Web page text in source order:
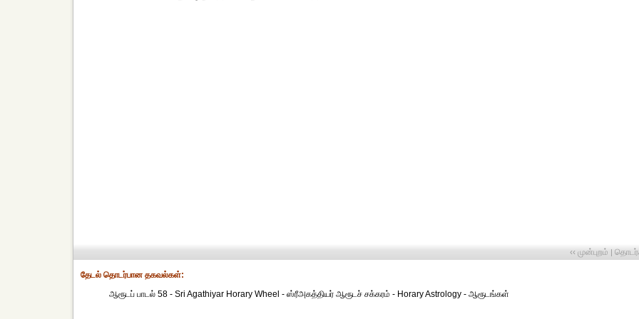
‹‹ முன்புறம் |
தேட‌ல் தொட‌ர்பான தகவ‌ல்க‌ள்:
ஆரூடப் பாடல் 58 - Sri Agathiyar Horary Wheel - ஸ்ரீஅகத்தியர் ஆரூடச் சக்கரம் - Horary Astrology - ஆரூடங்கள்